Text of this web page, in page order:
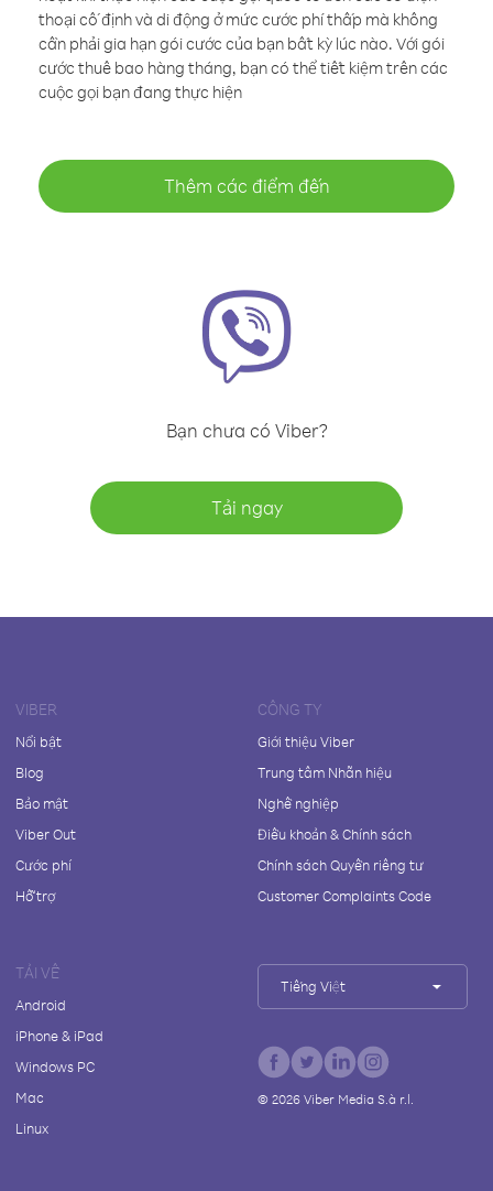
thoại cố định và di động ở mức cước phí thấp mà không
cần phải gia hạn gói cước của bạn bất kỳ lúc nào. Với gói
cước thuê bao hàng tháng, bạn có thể tiết kiệm trên các
cuộc gọi bạn đang thực hiện
Thêm các điểm đến
Bạn chưa có Viber?
Tải ngay
VIBER
Nổi bật
Blog
Bảo mật
Viber Out
Cước phí
Hỗ trợ
CÔNG TY
Giới thiệu Viber
Trung tâm Nhãn hiệu
Nghề nghiệp
Điều khoản & Chính sách
Chính sách Quyền riêng tư
Customer Complaints Code
TẢI VỀ
Android
iPhone & iPad
Windows PC
Mac
Linux
Tiếng Việt
© 2026Viber Media S.à r.l.